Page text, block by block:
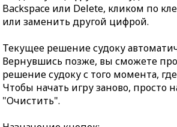
Backspace или Delete, кликом по
или заменить другой цифрой.
Текущее решение судоку
Вернувшись позже, вы сможете
решение судоку с того момента,
Чтобы начать игру заново, просто
"Очистить".